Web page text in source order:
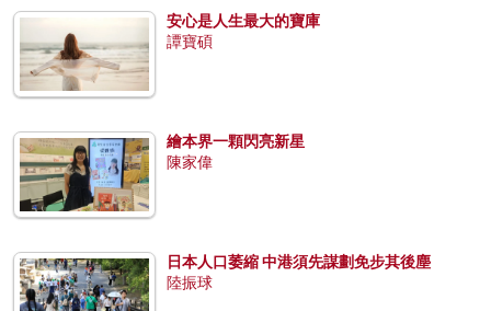
安心是人生最大的寶庫
譚寶碩
繪本界一顆閃亮新星
陳家偉
日本人口萎縮 中港須先謀劃免步其後塵
陸振球